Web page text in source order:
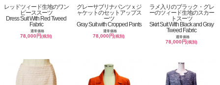
レッドツィード生地のワン
ピーススーツ
Dress Suit With Red Tweed
Fabric
通常価格
78,000円(税別)
グレーサブリナパンツｘジ
ャケットのセットアップス
ーツ
Gray Suit with Cropped Pants
通常価格
78,000円(税別)
ラメ入りのブラック・グレ
ーのツィード生地のスカー
トスーツ
Skirt Suit With Black and Gray
Tweed Fabric
通常価格
78,000円(税別)